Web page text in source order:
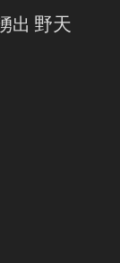
出 野天